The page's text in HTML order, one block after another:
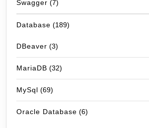
Swagger (7)
Database (189)
DBeaver (3)
MariaDB (32)
MySql (69)
Oracle Database (6)